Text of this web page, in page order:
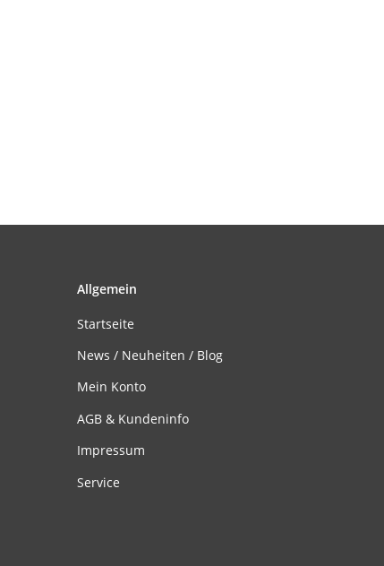
Allgemein
Startseite
News / Neuheiten / Blog
Mein Konto
AGB & Kundeninfo
Impressum
Service